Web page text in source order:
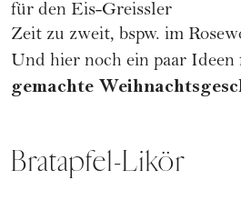
für den Eis-Greissler
Zeit zu zweit, bspw. im
Und hier noch ein paar Ideen
gemachte
Bratapfel-Likör